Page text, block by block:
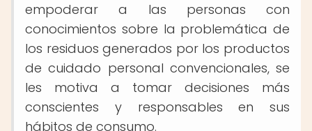
empoderar a las personas con
conocimientos sobre la problemática de
los residuos generados por los productos
de cuidado personal convencionales, se
les motiva a tomar decisiones más
conscientes y responsables en sus
hábitos de consumo.